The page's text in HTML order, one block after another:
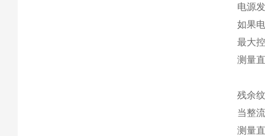
电源
如果
最大
测量
残余
当整
测量